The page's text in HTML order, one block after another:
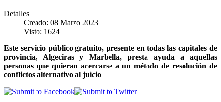
Detalles
Creado: 08 Marzo 2023
Visto: 1624
Este servicio público gratuito, presente en todas las capitales de
provincia, Algeciras y Marbella, presta ayuda a aquellas
personas que quieran acercarse a un método de resolución de
conflictos alternativo al juicio